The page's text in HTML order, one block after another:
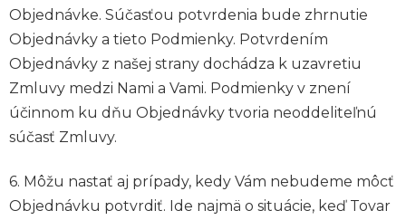
Objednávke. Súčasťou potvrdenia bude zhrnutie
Objednávky a tieto Podmienky. Potvrdením
Objednávky z našej strany dochádza k uzavretiu
Zmluvy medzi Nami a Vami. Podmienky v znení
účinnom ku dňu Objednávky tvoria neoddeliteľnú
súčasť Zmluvy.
6. Môžu nastať aj prípady, kedy Vám nebudeme môcť
Objednávku potvrdiť. Ide najmä o situácie, keď Tovar